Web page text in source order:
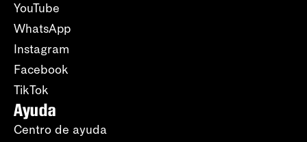
YouTube
WhatsApp
Instagram
Facebook
TikTok
Ayuda
Centro de ayuda